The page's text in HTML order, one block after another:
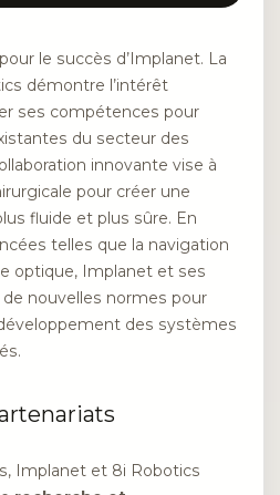
le succès d’Implanet. La
démontre l’intérêt
ses compétences pour
du secteur des
innovante vise à
pour créer une
fluide et plus sûre. En
telles que la navigation
optique, Implanet et ses
nouvelles normes pour
des systèmes
Implanet et 8i Robotics